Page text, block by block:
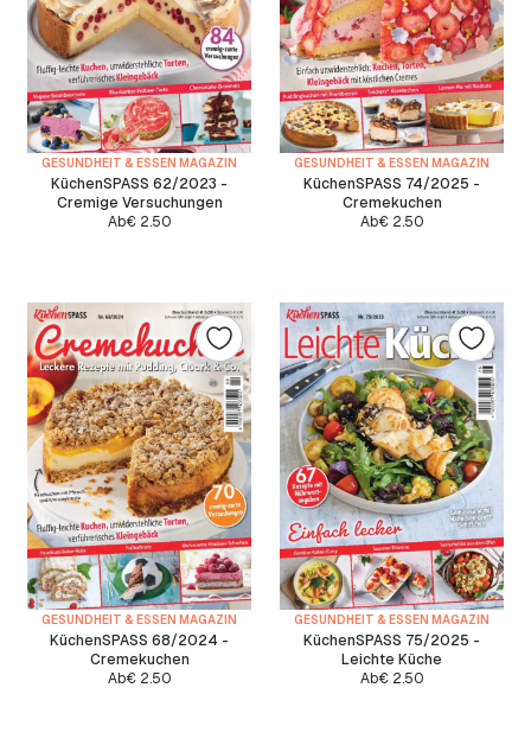
GESUNDHEIT & ESSEN MAGAZIN
KüchenSPASS 62/2023 -
Cremige Versuchungen
Ab€2.50
GESUNDHEIT & ESSEN MAGAZIN
KüchenSPASS 74/2025 -
Cremekuchen
Ab€2.50
GESUNDHEIT & ESSEN MAGAZIN
KüchenSPASS 68/2024 -
Cremekuchen
Ab€2.50
GESUNDHEIT & ESSEN MAGAZIN
KüchenSPASS 75/2025 -
Leichte Küche
Ab€2.50